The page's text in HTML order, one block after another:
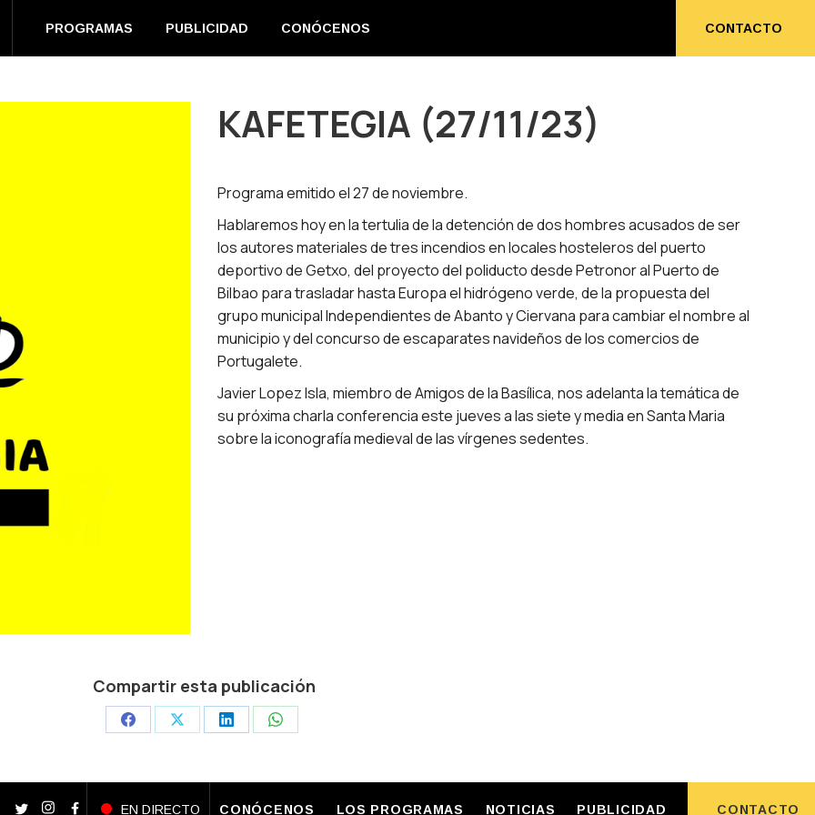
PROGRAMAS PUBLICIDAD CONÓCENOS CONTACTO
KAFETEGIA (27/11/23)
Programa emitido el 27 de noviembre.
Hablaremos hoy en la tertulia de la detención de dos hombres acusados de ser
los autores materiales de tres incendios en locales hosteleros del puerto
deportivo de Getxo, del proyecto del poliducto desde Petronor al Puerto de
Bilbao para trasladar hasta Europa el hidrógeno verde, de la propuesta del
grupo municipal Independientes de Abanto y Ciervana para cambiar el nombre al
municipio y del concurso de escaparates navideños de los comercios de
Portugalete.
Javier Lopez Isla, miembro de Amigos de la Basílica, nos adelanta la temática de
su próxima charla conferencia este jueves a las siete y media en Santa Maria
sobre la iconografía medieval de las vírgenes sedentes.
Compartir esta publicación
Share
Facebook
Share
X
Share
LinkedIn
Share
WhatsApp
EN DIRECTO CONÓCENOS LOS PROGRAMAS NOTICIAS PUBLICIDAD CONTACTO
PROGRAMAS PUBLICIDAD CONÓCENOS CONTACTO
EN DIRECTO